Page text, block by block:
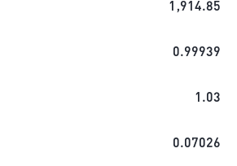
1,914.85
0.99939
1.03
0.07026